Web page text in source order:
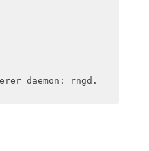
daemon: rngd.